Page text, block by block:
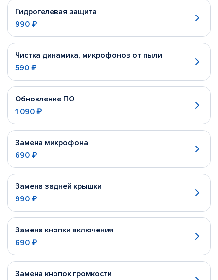
Гидрогелевая защита
990 ₽
Чистка динамика, микрофонов от пыли
590 ₽
Обновление ПО
1 090 ₽
Замена микрофона
690 ₽
Замена задней крышки
990 ₽
Замена кнопки включения
690 ₽
Замена кнопок громкости